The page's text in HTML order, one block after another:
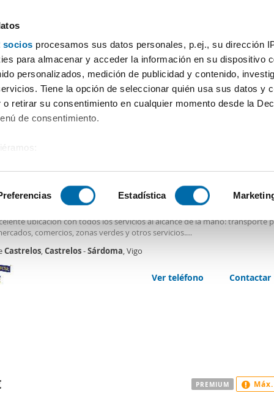
socios procesamos sus datos personales, p.ej., su dirección
para almacenar y acceder la información en su dispositivo
personalizados, medición de publicidad y contenido,
Tiene la opción de seleccionar quién usa sus datos y
retirar su consentimiento en cualquier momento desde la
de consentimiento.
analizándolo activamente para buscar características
cómo se procesan sus datos personales y establezca
de datos
. Puede cambiar o retirar su consentimiento en
se usan para personalizar el contenido y los anuncios,
Estadística
Habitaciones Más filtros - 2
Castrelos Sárdoma Vigo
2
piso ascensor Castrelos - sárdoma
ubicación con todos los servicios al alcance de la mano: transporte
comercios, zonas verdes y otros servicios.
cuenta con tres dormitorios, dos baños (uno con ducha y otro con
empotrados, que ofrecen una gran capacidad
Castrelos,Castrelos-Sárdoma, Vigo
Ver teléfono Contactar
PREMIUM